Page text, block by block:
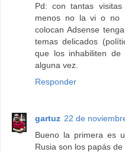
Pd: con tantas
menos no la vi o no
colocan Adsense
temas delicados
que los inhabiliten
alguna vez.
Responder
gartuz 22 de
Bueno la primera es
Rusia son los papás de